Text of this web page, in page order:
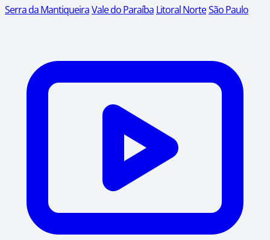
Serra da MantiqueiraVale do Paraíba Litoral NorteSão Paulo